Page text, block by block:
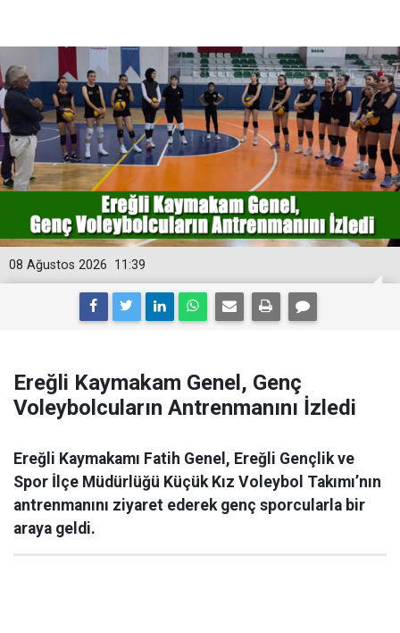
11:39
08 Ağustos 2026
Ereğli Kaymakam Genel, Genç
Voleybolcuların Antrenmanını İzledi
Ereğli Kaymakamı Fatih Genel, Ereğli Gençlik ve
Spor İlçe Müdürlüğü Küçük Kız Voleybol Takımı’nın
antrenmanını ziyaret ederek genç sporcularla bir
araya geldi.